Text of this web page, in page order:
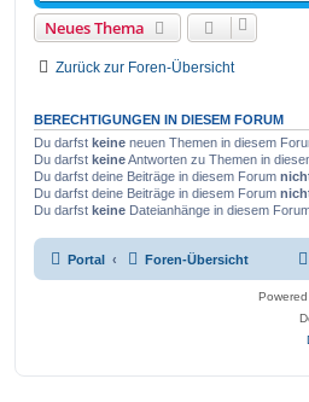
Neues Thema
Zurück zur Foren-Übersicht
BERECHTIGUNGEN IN DIESEM FORUM
Du darfst keine neuen Themen in diesem
Du darfst keineAntworten zu Themen in
Du darfst deine Beiträge in diesem Forum
Du darfst deine Beiträge in diesem Forum
Du darfst keine Dateianhänge in diesem
Portal Foren-Übersicht